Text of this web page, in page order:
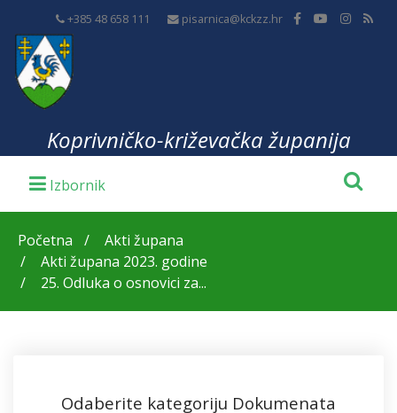
+385 48 658 111 pisarnica@kckzz.hr
Koprivničko-križevačka županija
Početna
Akti župana
Akti župana 2023. godine
25. Odluka o osnovici za...
Odaberite kategoriju Dokumenata